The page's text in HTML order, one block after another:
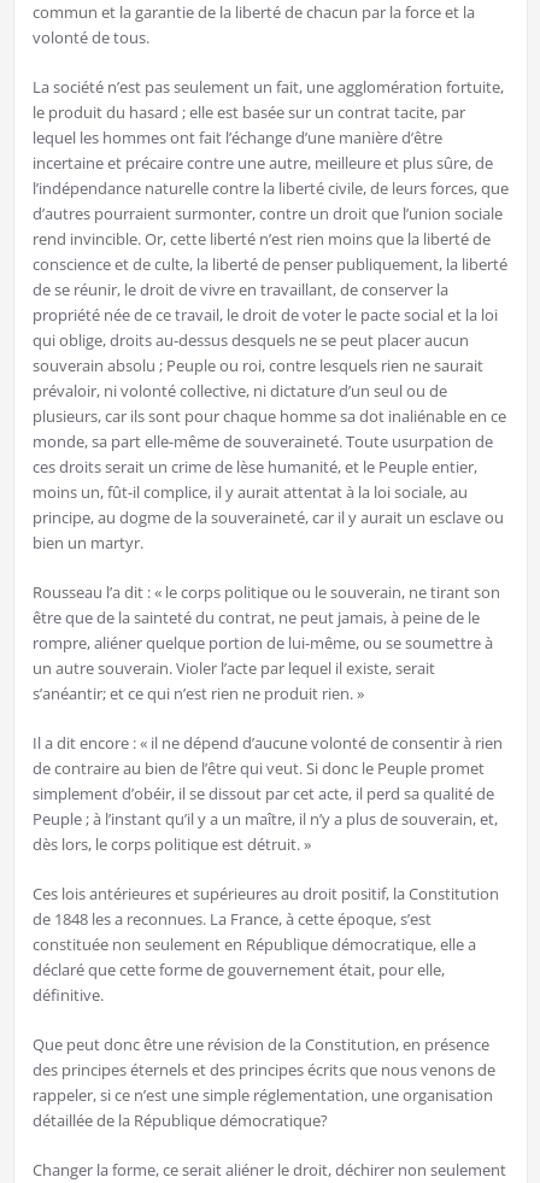
commun et la garantie de la liberté de chacun par la force et la
volonté de tous.
La société n’est pas seulement un fait, une agglomération fortuite,
le produit du hasard ; elle est basée sur un contrat tacite, par
lequel les hommes ont fait l’échange d’une manière d’être
incertaine et précaire contre une autre, meilleure et plus sûre, de
l’indépendance naturelle contre la liberté civile, de leurs forces, que
d’autres pourraient surmonter, contre un droit que l’union sociale
rend invincible. Or, cette liberté n’est rien moins que la liberté de
conscience et de culte, la liberté de penser publiquement, la liberté
de se réunir, le droit de vivre en travaillant, de conserver la
propriété née de ce travail, le droit de voter le pacte social et la loi
qui oblige, droits au-dessus desquels ne se peut placer aucun
souverain absolu ; Peuple ou roi, contre lesquels rien ne saurait
prévaloir, ni volonté collective, ni dictature d’un seul ou de
plusieurs, car ils sont pour chaque homme sa dot inaliénable en ce
monde, sa part elle-même de souveraineté. Toute usurpation de
ces droits serait un crime de lèse humanité, et le Peuple entier,
moins un, fût-il complice, il y aurait attentat à la loi sociale, au
principe, au dogme de la souveraineté, car il y aurait un esclave ou
bien un martyr.
Rousseau l’a dit : « le corps politique ou le souverain, ne tirant son
être que de la sainteté du contrat, ne peut jamais, à peine de le
rompre, aliéner quelque portion de lui-même, ou se soumettre à
un autre souverain. Violer l’acte par lequel il existe, serait
s’anéantir; et ce qui n’est rien ne produit rien. »
Il a dit encore : « il ne dépend d’aucune volonté de consentir à rien
de contraire au bien de l’être qui veut. Si donc le Peuple promet
simplement d’obéir, il se dissout par cet acte, il perd sa qualité de
Peuple ; à l’instant qu’il y a un maître, il n’y a plus de souverain, et,
dès lors, le corps politique est détruit. »
Ces lois antérieures et supérieures au droit positif, la Constitution
de 1848 les a reconnues. La France, à cette époque, s’est
constituée non seulement en République démocratique, elle a
déclaré que cette forme de gouvernement était, pour elle,
définitive.
Que peut donc être une révision de la Constitution, en présence
des principes éternels et des principes écrits que nous venons de
rappeler, si ce n’est une simple réglementation, une organisation
détaillée de la République démocratique?
Changer la forme, ce serait aliéner le droit, déchirer non seulement